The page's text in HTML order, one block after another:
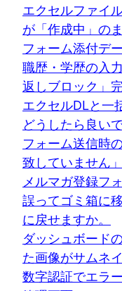
エクセルファイ
が「作成中」の
フォーム添付デ
職歴・学歴の入
返しブロック」
エクセルDLと一
どうしたら良い
フォーム送信時
致していません
メルマガ登録フ
誤ってゴミ箱に
に戻せますか。
ダッシュボード
た画像がサムネ
数字認証でエラ